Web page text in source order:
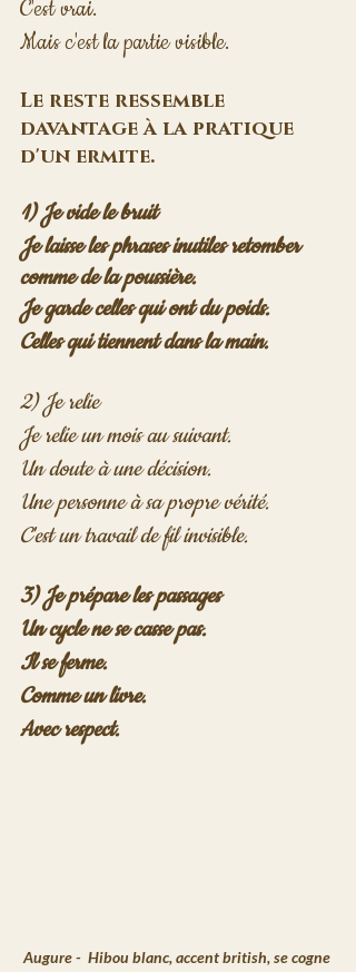
C'est vrai.
Mais c'est la partie visible.
Le reste ressemble
davantage à la pratique
d'un ermite.
1) Je vide le bruit
Je laisse les phrases inutiles retomber
comme de la poussière.
Je garde celles qui ont du poids.
Celles qui tiennent dans la main.
2) Je relie
Je relie un mois au suivant.
Un doute à une décision.
Une personne à sa propre vérité.
C'est un travail de fil invisible.
3) Je prépare les passages
Un cycle ne se casse pas.
Il se ferme.
Comme un livre.
Avec respect.
Augure -  Hibou blanc, accent british, se cogne